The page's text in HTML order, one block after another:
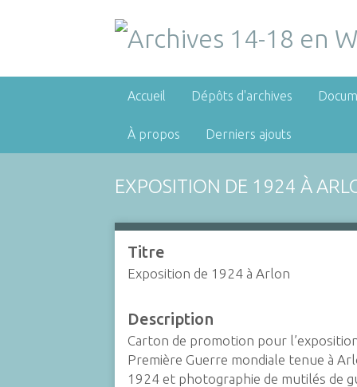
Accueil Dépôts d'archives
À propos Derniers ajouts
EXPOSITION DE 1924 À
Titre
Exposition de 1924 à Arlon
Description
Carton de promotion pour
Première Guerre mondiale tenue à
1924 et photographie de mutilés de